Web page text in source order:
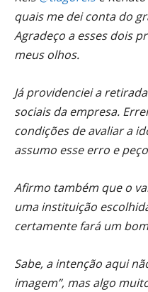
quais me dei conta do
Agradeço a esses dois
meus olhos.
Já providenciei a
sociais da empresa.
condições de avaliar a
assumo esse erro e
Afirmo também que o
uma instituição
certamente fará um
Sabe, a intenção aqui
imagem”, mas algo